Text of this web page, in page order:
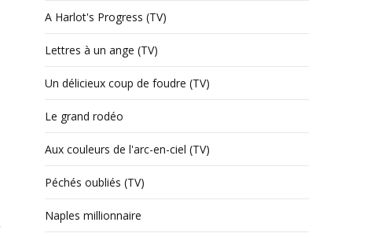
A Harlot's Progress (TV)
Lettres à un ange (TV)
Un délicieux coup de foudre (TV)
Le grand rodéo
Aux couleurs de l'arc-en-ciel (TV)
Péchés oubliés (TV)
Naples millionnaire